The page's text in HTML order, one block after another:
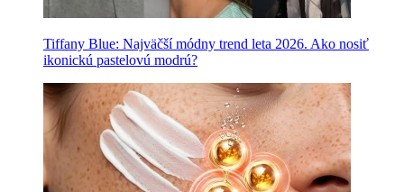
Tiffany Blue: Najväčší módny trend leta 2026. Ako nosiť
ikonickú pastelovú modrú?